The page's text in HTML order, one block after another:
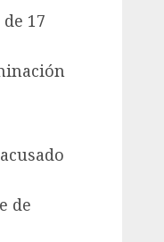
17
de